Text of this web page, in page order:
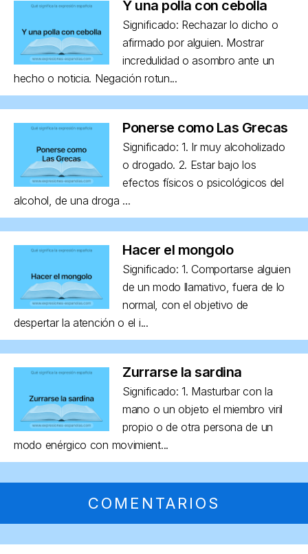
Y una polla con cebolla
Significado: Rechazar lo dicho o
afirmado por alguien. Mostrar
incredulidad o asombro ante un
hecho o noticia. Negación rotun...
Ponerse como Las Grecas
Significado: 1. Ir muy alcoholizado
o drogado. 2. Estar bajo los
efectos físicos o psicológicos del
alcohol, de una droga ...
Hacer el mongolo
Significado: 1. Comportarse alguien
de un modo llamativo, fuera de lo
normal, con el objetivo de
despertar la atención o el i...
Zurrarse la sardina
Significado: 1. Masturbar con la
mano o un objeto el miembro viril
propio o de otra persona de un
modo enérgico con movimient...
COMENTARIOS